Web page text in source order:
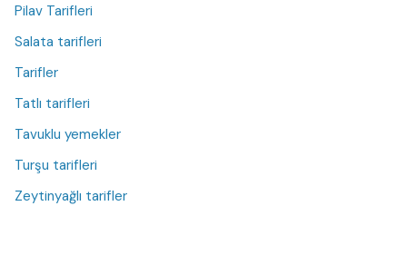
Pilav Tarifleri
Salata tarifleri
Tarifler
Tatlı tarifleri
Tavuklu yemekler
Turşu tarifleri
Zeytinyağlı tarifler